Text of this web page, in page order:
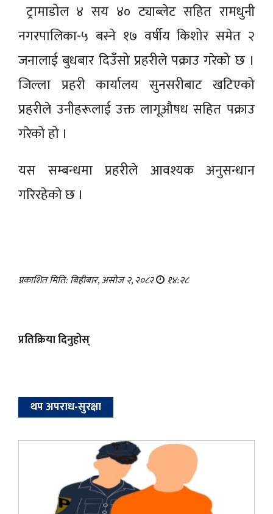
ट्रामाडोल ४ सय ४० ट्याब्लेट सहित रामधुनी
नगरपालिका-५ बस्ने १७ वर्षीय किशोर समेत २
जनालाई बुधबार दिउँसो प्रहरीले पक्राउ गरेको छ ।
जिल्ला प्रहरी कार्यालय सुनसरीबाट खटिएको
प्रहरीले उनीहरूलाई उक्त लागूऔषध सहित पक्राउ
गरेको हो ।
यस सम्बन्धमा प्रहरीले आवश्यक अनुसन्धान
गरिरहेको छ ।
प्रकाशित मिति: बिहीबार, असोज २, २०८२ १४:२८
प्रतिक्रिया दिनुहोस्
थप अपराध-सुरक्षा